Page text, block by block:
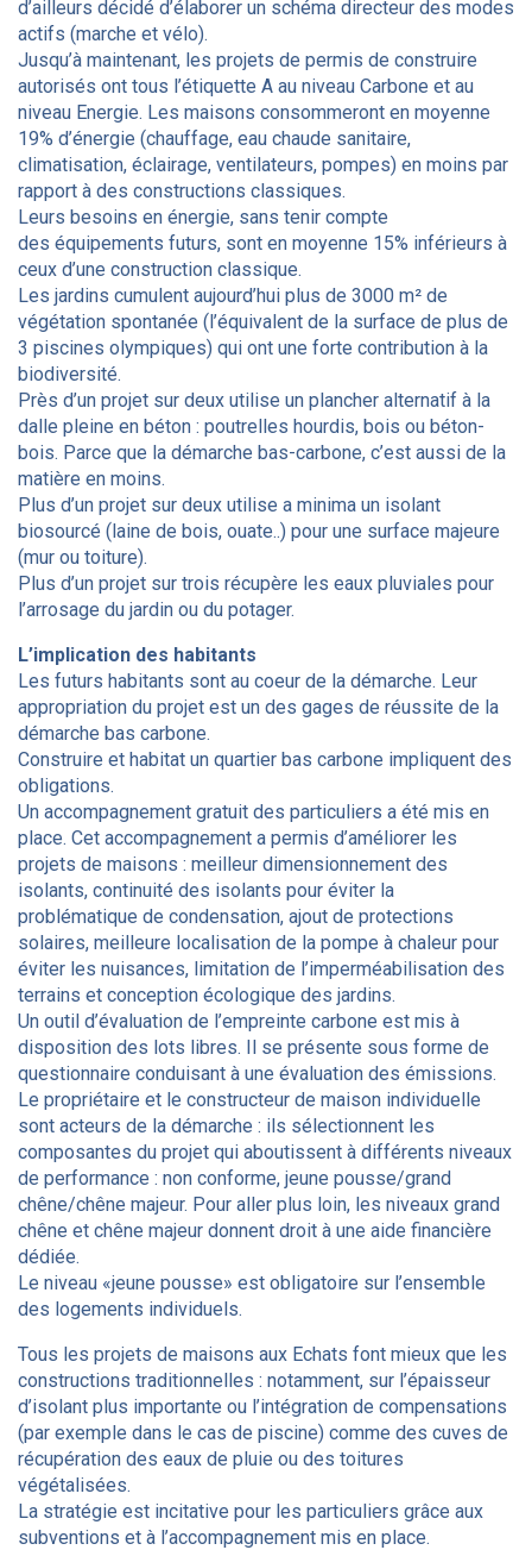
d’ailleurs décidé d’élaborer un schéma directeur des modes
actifs (marche et vélo).
Jusqu’à maintenant, les projets de permis de construire
autorisés ont tous l’étiquette A au niveau Carbone et au
niveau Energie. Les maisons consommeront en moyenne
19% d’énergie (chauffage, eau chaude sanitaire,
climatisation, éclairage, ventilateurs, pompes) en moins par
rapport à des constructions classiques.
Leurs besoins en énergie, sans tenir compte
des équipements futurs, sont en moyenne 15% inférieurs à
ceux d’une construction classique.
Les jardins cumulent aujourd’hui plus de 3000 m² de
végétation spontanée (l’équivalent de la surface de plus de
3 piscines olympiques) qui ont une forte contribution à la
biodiversité.
Près d’un projet sur deux utilise un plancher alternatif à la
dalle pleine en béton : poutrelles hourdis, bois ou béton-
bois. Parce que la démarche bas-carbone, c’est aussi de la
matière en moins.
Plus d’un projet sur deux utilise a minima un isolant
biosourcé (laine de bois, ouate..) pour une surface majeure
(mur ou toiture).
Plus d’un projet sur trois récupère les eaux pluviales pour
l’arrosage du jardin ou du potager.
L’implication des habitants
Les futurs habitants sont au coeur de la démarche. Leur
appropriation du projet est un des gages de réussite de la
démarche bas carbone.
Construire et habitat un quartier bas carbone impliquent des
obligations.
Un accompagnement gratuit des particuliers a été mis en
place. Cet accompagnement a permis d’améliorer les
projets de maisons : meilleur dimensionnement des
isolants, continuité des isolants pour éviter la
problématique de condensation, ajout de protections
solaires, meilleure localisation de la pompe à chaleur pour
éviter les nuisances, limitation de l’imperméabilisation des
terrains et conception écologique des jardins.
Un outil d’évaluation de l’empreinte carbone est mis à
disposition des lots libres. Il se présente sous forme de
questionnaire conduisant à une évaluation des émissions.
Le propriétaire et le constructeur de maison individuelle
sont acteurs de la démarche : ils sélectionnent les
composantes du projet qui aboutissent à différents niveaux
de performance : non conforme, jeune pousse/grand
chêne/chêne majeur. Pour aller plus loin, les niveaux grand
chêne et chêne majeur donnent droit à une aide financière
dédiée.
Le niveau «jeune pousse» est obligatoire sur l’ensemble
des logements individuels.
Tous les projets de maisons aux Echats font mieux que les
constructions traditionnelles : notamment, sur l’épaisseur
d’isolant plus importante ou l’intégration de compensations
(par exemple dans le cas de piscine) comme des cuves de
récupération des eaux de pluie ou des toitures
végétalisées.
La stratégie est incitative pour les particuliers grâce aux
subventions et à l’accompagnement mis en place.